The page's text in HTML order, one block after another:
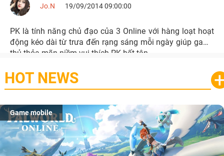
Jo.N 19/09/2014 09:00:00
PK là tính năng chủ đạo của 3 Online với hàng loạt hoạt
động kéo dài từ trưa đến rạng sáng mỗi ngày giúp game
thủ thỏa mãn niềm vui thích PK bất tận.
HOT NEWS
Game mobile